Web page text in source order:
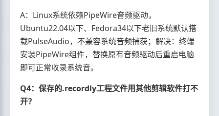
A：Linux系统依赖PipeWire音频驱动，
Ubuntu22.04以下、Fedora34以下老旧系统默认搭
载PulseAudio，不兼容系统音频捕获；解决：终端
安装PipeWire组件，替换原有音频驱动后重启电脑
即可正常收录系统音。
Q4：保存的.recordly工程文件用其他剪辑软件打不
开？